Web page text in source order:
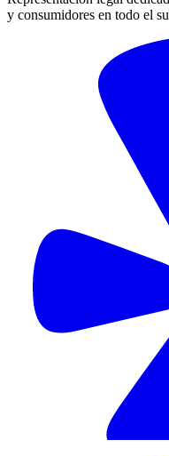
y consumidores en todo el